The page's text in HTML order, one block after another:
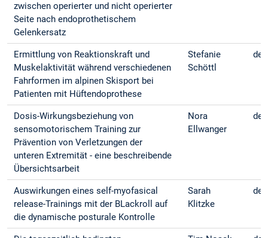
zwischen operierter und nicht operierter
Seite nach endoprothetischem
Gelenkersatz
Ermittlung von Reaktionskraft und
Muskelaktivität während verschiedenen
Fahrformen im alpinen Skisport bei
Patienten mit Hüftendoprothese
Stefanie
Schöttl
Dosis-Wirkungsbeziehung von
sensomotorischem Training zur
Prävention von Verletzungen der
unteren Extremität - eine beschreibende
Übersichtsarbeit
Nora
Ellwanger
Auswirkungen eines self-myofasical
release-Trainings mit der BLackroll auf
die dynamische posturale Kontrolle
Sarah
Klitzke